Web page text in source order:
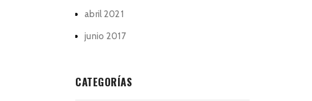
abril 2021
junio 2017
CATEGORÍAS